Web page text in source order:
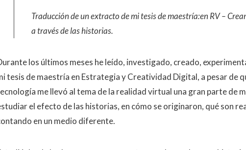
Traducción de un extracto de mi tesis de maestría:en RV –
a través de las historias.
los últimos meses he leído, investigado, creado,
tesis de maestría en Estrategia y Creatividad Digital, a pesar de
me llevó al tema de la realidad virtual una gran parte de
el efecto de las historias, en cómo se originaron, qué son
en un medio diferente.